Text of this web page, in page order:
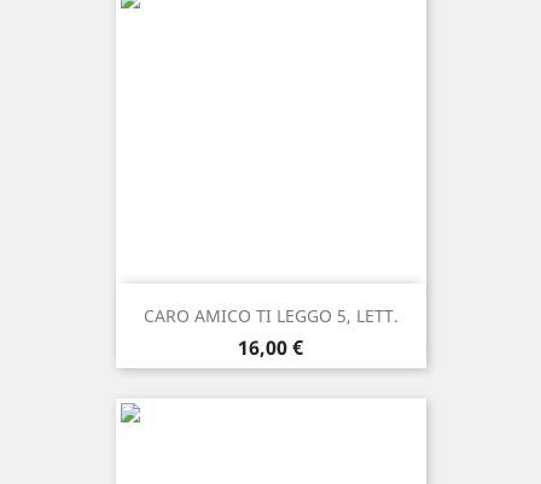
CARO AMICO TI LEGGO 5, LETT.
Prezzo
16,00 €